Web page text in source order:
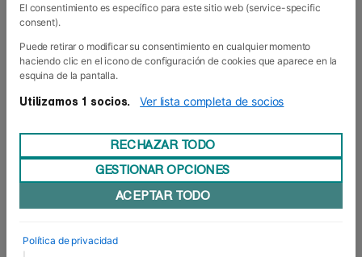
AUDIOVISUAL
naturaleza en tanto que el consumo de
cambio, ofrece infinitas posibilidades creativas
aplicadas tanto a empresas de imagen y
realización como de sonido.
Los grados superiores que impartimos en estas
áreas ofrecen una exhaustiva formación técnica
para la creación de contenidos para cine,
en su planificación para que en cada una de las
etapas del proceso productivo se alcancen los
El consentimiento es específico para este sitio web (service-specific
consent).
Puede retirar o modificar su consentimiento en cualquier momento
haciendo clic en el icono de configuración de cookies que aparece en la
esquina de la pantalla.
Utilizamos 1 socios. Ver lista completa de socios
RECHAZAR TODO
GESTIONAR OPCIONES
ACEPTAR TODO
Política de privacidad